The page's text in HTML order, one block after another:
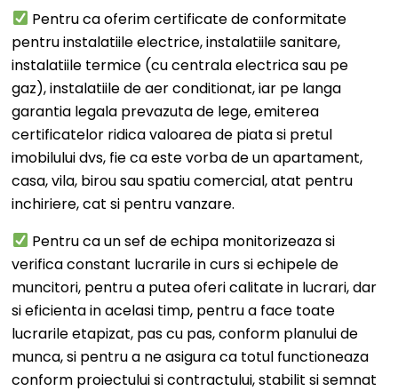
Pentru ca oferim certificate de conformitate
pentru instalatiile electrice, instalatiile sanitare,
instalatiile termice (cu centrala electrica sau pe
gaz), instalatiile de aer conditionat, iar pe langa
garantia legala prevazuta de lege, emiterea
certificatelor ridica valoarea de piata si pretul
imobilului dvs, fie ca este vorba de un apartament,
casa, vila, birou sau spatiu comercial, atat pentru
inchiriere, cat si pentru vanzare.
Pentru ca un sef de echipa monitorizeaza si
verifica constant lucrarile in curs si echipele de
muncitori, pentru a putea oferi calitate in lucrari, dar
si eficienta in acelasi timp, pentru a face toate
lucrarile etapizat, pas cu pas, conform planului de
munca, si pentru a ne asigura ca totul functioneaza
conform proiectului si contractului, stabilit si semnat